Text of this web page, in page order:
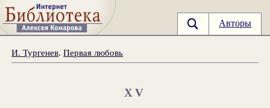
Авторы
И. Тургенев.Первая любовь
XV